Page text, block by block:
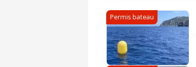
Permis bateau